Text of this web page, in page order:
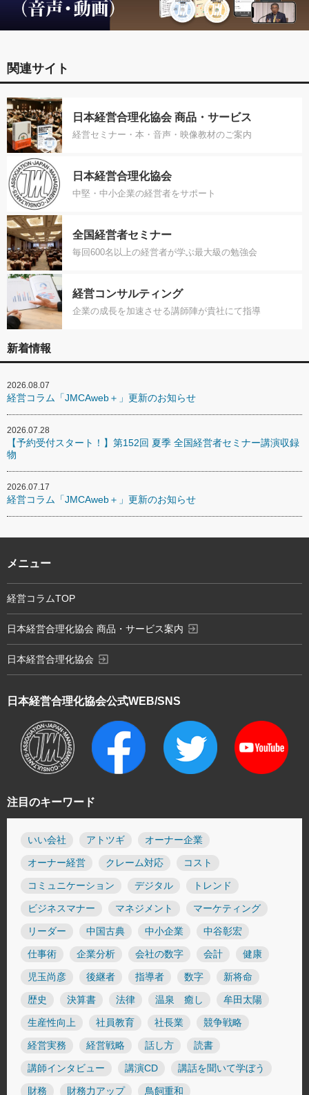
関連サイト
日本経営合理化協会 商品・サービス
経営セミナー・本・音声・映像教材のご案内
日本経営合理化協会
中堅・中小企業の経営者をサポート
全国経営者セミナー
毎回600名以上の経営者が学ぶ最大級の勉強会
経営コンサルティング
企業の成長を加速させる講師陣が貴社にて指導
新着情報
2026.08.07
経営コラム「JMCAweb＋」更新のお知らせ
2026.07.28
【予約受付スタート！】第152回 夏季 全国経営者セミナー講演収録
物
2026.07.17
経営コラム「JMCAweb＋」更新のお知らせ
注目のキーワード
いい会社 アトツギ オーナー企業
オーナー経営 クレーム対応 コスト
コミュニケーション デジタル トレンド
ビジネスマナー マネジメント マーケティング
リーダー 中国古典 中小企業 中谷彰宏
仕事術 企業分析 会社の数字 会計 健康
児玉尚彦 後継者 指導者 数字 新将命
歴史 決算書 法律 温泉 癒し 牟田太陽
生産性向上 社員教育 社長業 競争戦略
経営実務 経営戦略 話し方 読書
講師インタビュー 講演CD 講話を聞いて学ぼう
財務 財務力アップ 鳥飼重和
日本経営合理化協会公式WEB/SNS
メニュー
経営コラムTOP
日本経営合理化協会 商品・サービス案内 exit_to_app
日本経営合理化協会 exit_to_app